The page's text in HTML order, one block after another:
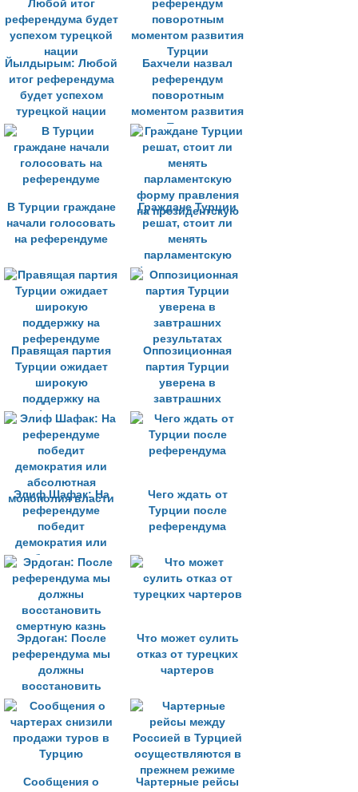
Йылдырым: Любой
итог референдума
будет успехом
турецкой нации
Бахчели назвал
референдум
поворотным
моментом развития
Турции
В Турции граждане
начали голосовать
на референдуме
Граждане Турции
решат, стоит ли
менять
парламентскую
форму правления
на президентскую
Правящая партия
Турции ожидает
широкую
поддержку на
референдуме
Оппозиционная
партия Турции
уверена в
завтрашних
результатах
Элиф Шафак: На
референдуме
победит
демократия или
абсолютная
монополия власти
Чего ждать от
Турции после
референдума
Эрдоган: После
референдума мы
должны
восстановить
смертную казнь
Что может сулить
отказ от турецких
чартеров
Сообщения о Чартерные рейсы